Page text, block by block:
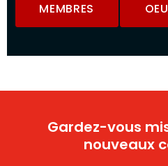
MEMBRES
Gardez-vous
nouveaux